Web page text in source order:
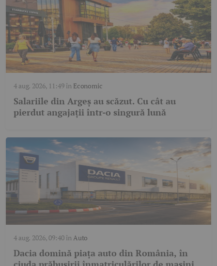
4 aug. 2026, 11:49în Economic
Salariile din Argeș au scăzut. Cu cât au
pierdut angajații într-o singură lună
4 aug. 2026, 09:40în Auto
Dacia domină piața auto din România, în